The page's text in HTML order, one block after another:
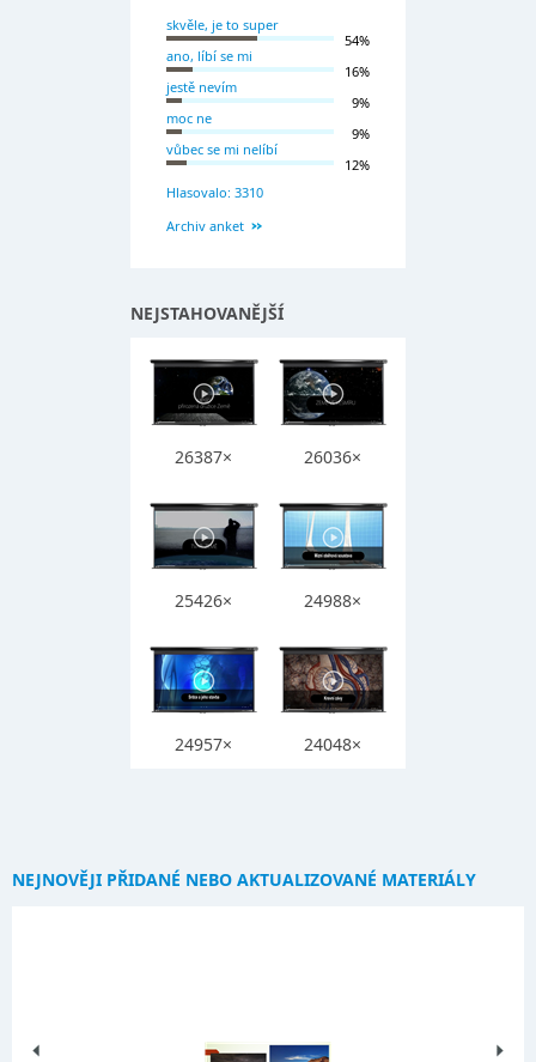
skvěle, je to super
54%
ano, líbí se mi
16%
jestě nevím
9%
moc ne
9%
vůbec se mi nelíbí
12%
Hlasovalo: 3310
Archiv anket
NEJSTAHOVANĚJŠÍ
26387× 26036×
25426× 24988×
24957× 24048×
NEJNOVĚJI PŘIDANÉ NEBO AKTUALIZOVANÉ MATERIÁLY